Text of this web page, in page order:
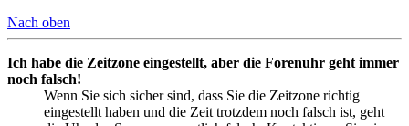
Nach oben
Ich habe die Zeitzone eingestellt, aber die Forenuhr geht immer
noch falsch!
Wenn Sie sich sicher sind, dass Sie die Zeitzone richtig
eingestellt haben und die Zeit trotzdem noch falsch ist, geht